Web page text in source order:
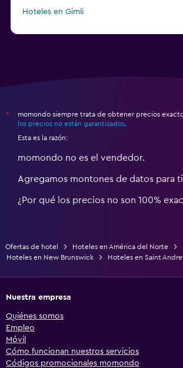
Hoteles en Gimli
*
momondo siempre trata de obtener precios
los precios no están garantizados
Esta es la razón:
momondo no es el vendedor.
Agregamos montones de datos para ti
¿Por qué los precios no son 100%
Ofertas de hotel Hoteles en América del Norte
Hoteles en New Brunswick
Hoteles en Saint
Nuestra empresa
Quiénes somos
Empleo
Móvil
Cómo funcionan nuestros servicios
Códigos promocionales momondo